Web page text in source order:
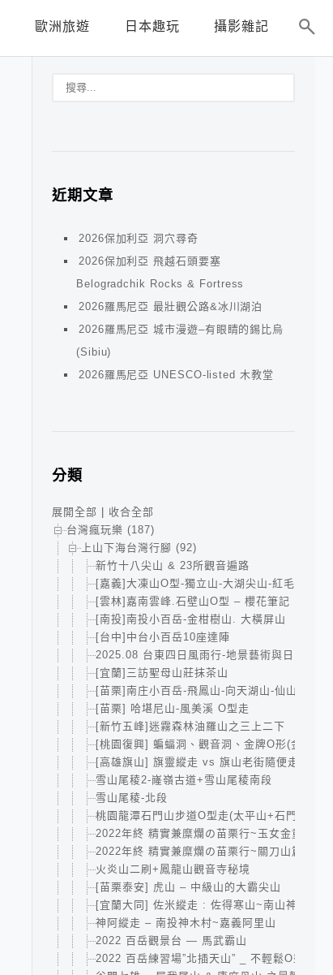
歐洲旅遊 日本趣玩 攝影雜記
近期文章
2026保加利亞 洞穴尋奇
2026保加利亞 飛越石頭要塞
Belogradchik Rocks & Fortress
2026羅馬尼亞 最壯觀公路&冰川湖泊
2026羅馬尼亞 城市漫遊–有眼睛的錫比烏
(Sibiu)
2026羅馬尼亞 UNESCO-listed 木教堂
分類
展開全部
收合全部
台灣瘋玩樂 (187)
上山下海台灣行腳 (92)
新竹十八尖山 & 23所觀音遍路
[嘉義]大凍山O型-獨立山-大湖尖山-紅毛埤山小
[雲林]嘉南雲峰.石壁山O型 – 櫻花筆記
[南投]南投小百岳-金柑樹山. 大橫屏山
[台中]中台小百岳10座達陣
2025.08 台東四日風雨行-地景藝術與日出的小
[宜蘭]三訪聖母山莊抹茶山
[苗栗]南庄小百岳-飛鳳山-向天湖山-仙山
[苗栗] 哈堪尼山-風美溪 O型走
[新竹五峰]迷霧森林油羅山之三上二下
[桃園復興] 蝙蝠洞、觀音洞、金牌O形(金平山
[高雄旗山] 旗靈縱走 vs 旗山老街隨便走
雪山尾稜2-嶐嶺古道+雪山尾稜南段
雪山尾稜-北段
桃園龍潭石門山步道O型走(太平山+石門山+小
2022年終 精實兼糜爛の苗栗行~玉女金童汶水
2022年終 精實兼糜爛の苗栗行~關刀山篇
火炎山二刷+鳳龍山觀音寺秘境
[苗栗泰安] 虎山 – 中級山的大霸尖山
[宜蘭大同] 佐米縱走 : 佐得寒山~南山神木群~
神阿縱走 – 南投神木村~嘉義阿里山
2022 百岳觀景台 — 馬武霸山
2022 百岳練習場”北插天山” _ 不輕鬆O型-賀